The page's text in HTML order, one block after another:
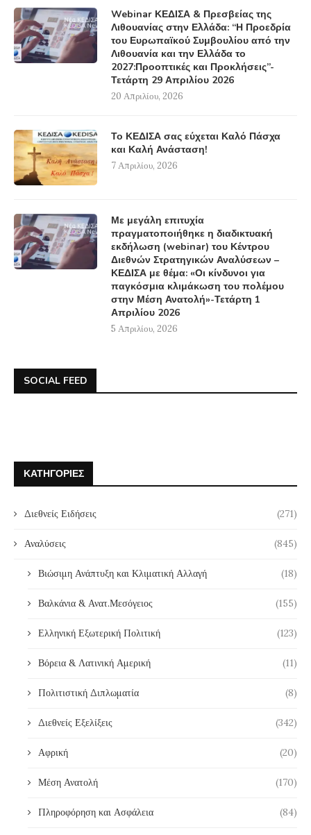
Webinar ΚΕΔΙΣΑ & Πρεσβείας της
Λιθουανίας στην Ελλάδα: “Η Προεδρία
του Ευρωπαϊκού Συμβουλίου από την
Λιθουανία και την Ελλάδα το
2027:Προοπτικές και Προκλήσεις”-
Τετάρτη 29 Απριλίου 2026
20 Απριλίου, 2026
Το ΚΕΔΙΣΑ σας εύχεται Καλό Πάσχα
και Καλή Ανάσταση!
7 Απριλίου, 2026
Με μεγάλη επιτυχία
πραγματοποιήθηκε η διαδικτυακή
εκδήλωση (webinar) του Κέντρου
Διεθνών Στρατηγικών Αναλύσεων –
ΚΕΔΙΣΑ με θέμα: «Οι κίνδυνοι για
παγκόσμια κλιμάκωση του πολέμου
στην Μέση Ανατολή»-Τετάρτη 1
Απριλίου 2026
5 Απριλίου, 2026
SOCIAL FEED
ΚΑΤΗΓΟΡΊΕΣ
Διεθνείς Ειδήσεις (271)
Αναλύσεις (845)
Βιώσιμη Ανάπτυξη και Κλιματική Αλλαγή (18)
Βαλκάνια & Ανατ.Μεσόγειος (155)
Ελληνική Εξωτερική Πολιτική (123)
Βόρεια & Λατινική Αμερική (11)
Πολιτιστική Διπλωματία (8)
Διεθνείς Εξελίξεις (342)
Αφρική (20)
Μέση Ανατολή (170)
Πληροφόρηση και Ασφάλεια (84)